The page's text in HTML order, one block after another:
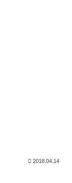
2018.04.14